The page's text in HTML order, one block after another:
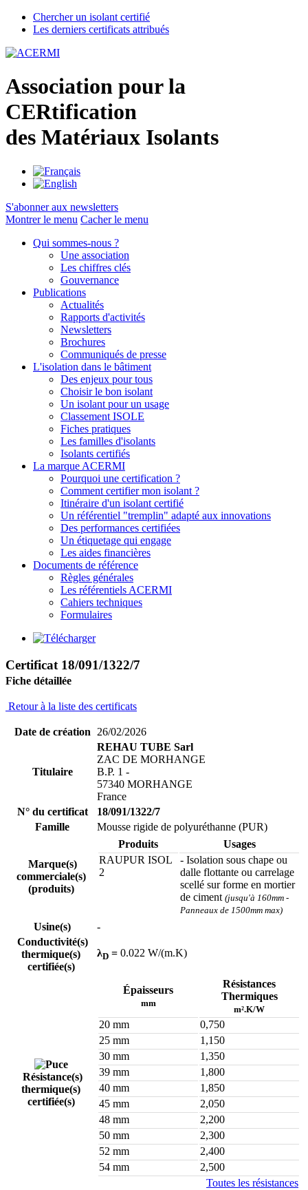
Chercher un isolant certifié
Les derniers certificats attribués
Association pour la
CERtification
des Matériaux Isolants
S'abonner aux newsletters
Montrer le menu Cacher le menu
Qui sommes-nous ?
Une association
Les chiffres clés
Gouvernance
Publications
Actualités
Rapports d'activités
Newsletters
Brochures
Communiqués de presse
L'isolation dans le bâtiment
Des enjeux pour tous
Choisir le bon isolant
Un isolant pour un usage
Classement ISOLE
Fiches pratiques
Les familles d'isolants
Isolants certifiés
La marque ACERMI
Pourquoi une certification ?
Comment certifier mon isolant ?
Itinéraire d'un isolant certifié
Un référentiel "tremplin" adapté aux innovations
Des performances certifiées
Un étiquetage qui engage
Les aides financières
Documents de référence
Règles générales
Les référentiels ACERMI
Cahiers techniques
Formulaires
Certificat 18/091/1322/7
Fiche détaillée
Retour à la liste des certificats
Date de création 26/02/2026
Titulaire
REHAU TUBE Sarl
ZAC DE MORHANGE
B.P. 1 -
57340 MORHANGE
France
N° du certificat
18/091/1322/7
Famille
Mousse rigide de polyuréthanne (PUR)
Marque(s)
commerciale(s)
(produits)
Produits
Usages
RAUPUR ISOL
2
- Isolation sous chape ou
dalle flottante ou carrelage
scellé sur forme en mortier
de ciment (jusqu'à 160mm -
Panneaux de 1500mm max)
Usine(s)
-
Conductivité(s)
thermique(s)
certifiée(s)
λD = 0.022 W/(m.K)
Résistance(s)
thermique(s)
certifiée(s)
Épaisseurs
mm
Résistances
Thermiques
m².K/W
20 mm
0,750
25 mm
1,150
30 mm
1,350
39 mm
1,800
40 mm
1,850
45 mm
2,050
48 mm
2,200
50 mm
2,300
52 mm
2,400
54 mm
2,500
Toutes les résistances